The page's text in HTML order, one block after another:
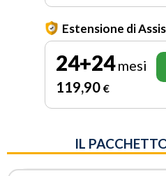
Estensione di
24+24mesi
119,90 €
IL